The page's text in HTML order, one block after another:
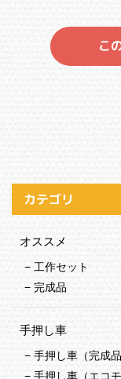
こ
カテゴリ
オススメ
工作セット
完成品
手押し車
手押し車（完成品
手押し車（エコモ